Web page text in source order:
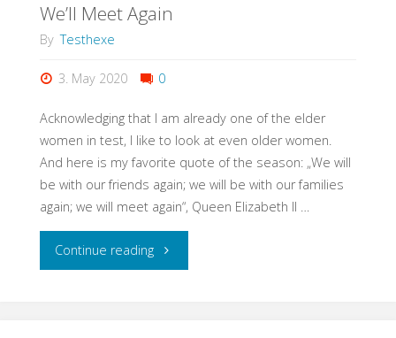
a
We’ll Meet Again
By Testhexe
3. May 2020 0
Acknowledging that I am already one of the elder
women in test, I like to look at even older women.
And here is my favorite quote of the season: „We will
be with our friends again; we will be with our families
again; we will meet again“, Queen Elizabeth II …
Continue reading"We’ll